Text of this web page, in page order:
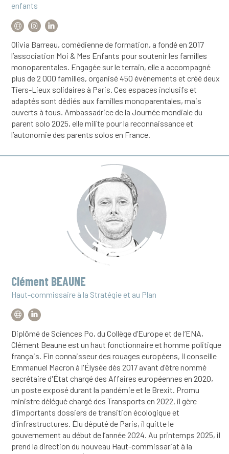
enfants
Olivia Barreau, comédienne de formation, a fondé en 2017
l’association Moi & Mes Enfants pour soutenir les familles
monoparentales. Engagée sur le terrain, elle a accompagné
plus de 2 000 familles, organisé 450 événements et créé deux
Tiers-Lieux solidaires à Paris. Ces espaces inclusifs et
adaptés sont dédiés aux familles monoparentales, mais
ouverts à tous. Ambassadrice de la Journée mondiale du
parent solo 2025, elle milite pour la reconnaissance et
l’autonomie des parents solos en France.
Clément BEAUNE
Haut-commissaire à la Stratégie et au Plan
Diplômé de Sciences Po, du Collège d’Europe et de l’ENA,
Clément Beaune est un haut fonctionnaire et homme politique
français. Fin connaisseur des rouages européens, il conseille
Emmanuel Macron à l'Élysée dès 2017 avant d'être nommé
secrétaire d'État chargé des Affaires européennes en 2020,
un poste exposé durant la pandémie et le Brexit. Promu
ministre délégué chargé des Transports en 2022, il gère
d'importants dossiers de transition écologique et
d'infrastructures. Élu député de Paris, il quitte le
gouvernement au début de l’année 2024. Au printemps 2025, il
prend la direction du nouveau Haut-commissariat à la